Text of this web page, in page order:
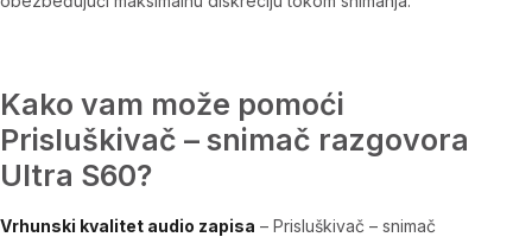
Kako vam može pomoći
Prisluškivač – snimač razgovora
Ultra S60?
Vrhunski kvalitet audio zapisa – Prisluškivač – snimač